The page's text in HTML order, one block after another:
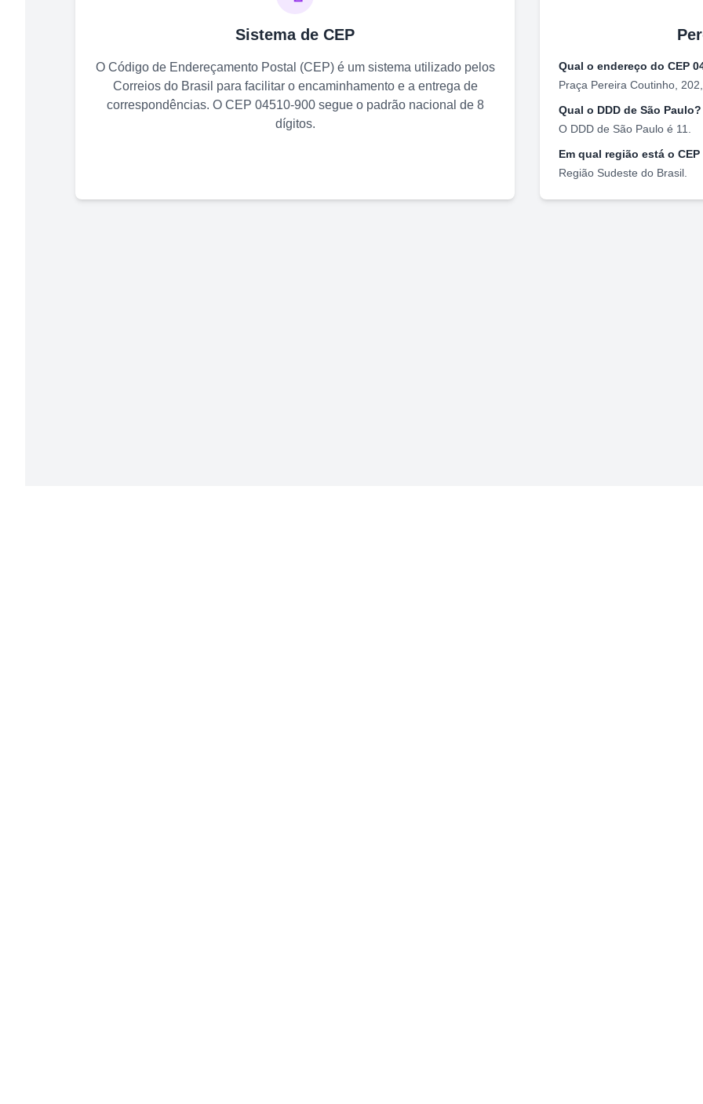
Sistema de CEP
O Código de Endereçamento Postal (CEP) é um sistema utilizado pelos
Correios do Brasil para facilitar o encaminhamento e a entrega de
correspondências. O CEP 04510-900segue o padrão nacional de 8
dígitos.
Qual o endereço do CEP
Praça Pereira Coutinho, 202
Qual o DDD de São Paulo?
O DDD de São Paulo é 11
Em qual região está o CEP
Região Sudeste do Brasil.